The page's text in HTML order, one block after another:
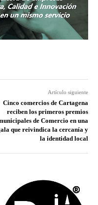
Artículo siguiente
Cinco comercios de Cartagena
reciben los primeros premios
de Comercio en una
que reivindica la cercanía y
la identidad local